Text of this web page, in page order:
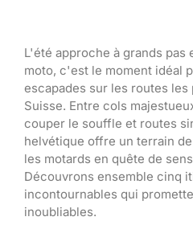
L'été approche à grands pas
moto, c'est le moment idéal
escapades sur les routes
Suisse. Entre cols
couper le souffle et routes
helvétique offre un terrain
les motards en quête de
Découvrons ensemble cinq
incontournables qui
inoubliables.